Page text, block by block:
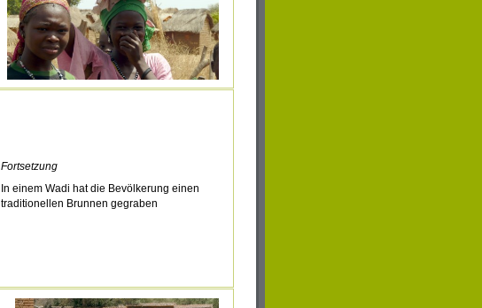
Fortsetzung
In einem Wadi hat die Bevölkerung einen
traditionellen Brunnen gegraben